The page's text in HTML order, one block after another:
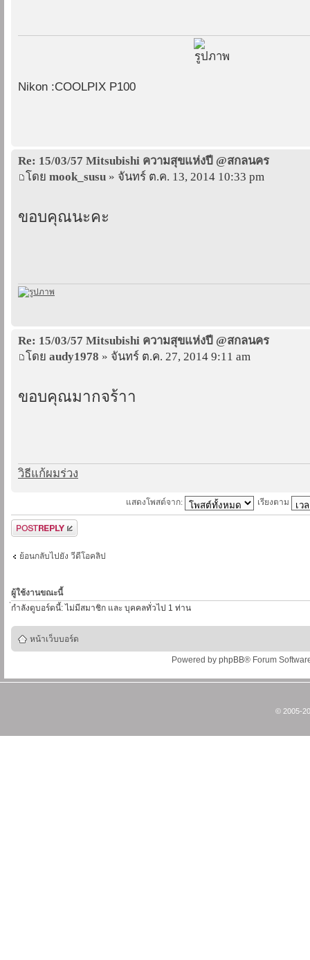
Nikon :COOLPIX P100
Re: 15/03/57 Mitsubishi ความสุขแห่งปี @สกลนคร
โดย mook_susu » จันทร์ ต.ค. 13, 2014 10:33 pm
ขอบคุณนะคะ
Re: 15/03/57 Mitsubishi ความสุขแห่งปี @สกลนคร
โดย audy1978 » จันทร์ ต.ค. 27, 2014 9:11 am
ขอบคุณมากจร้าา
วิธีแก้ผมร่วง
แสดงโพสต์จาก: เรียงตาม
ตอบกระทู้
ย้อนกลับไปยัง วีดีโอคลิป
ผู้ใช้งานขณะนี้
่กำลังดูบอร์ดนี้: ไม่มีสมาชิก และ บุคคลทั่วไป 1 ท่าน
หน้าเว็บบอร์ด
Powered by phpBB® Forum
© 2005-